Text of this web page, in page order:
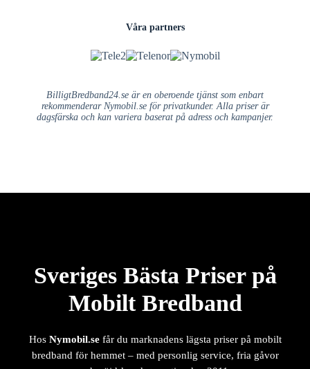
Våra partners
BilligtBredband24.se är en oberoende tjänst som enbart
rekommenderar Nymobil.se för privatkunder. Alla priser är
dagsfärska och kan variera baserat på adress och kampanjer.
Sveriges Bästa Priser på
Mobilt Bredband
Hos Nymobil.sefår du marknadens lägsta priser på mobilt
bredband för hemmet – med personlig service, fria gåvor